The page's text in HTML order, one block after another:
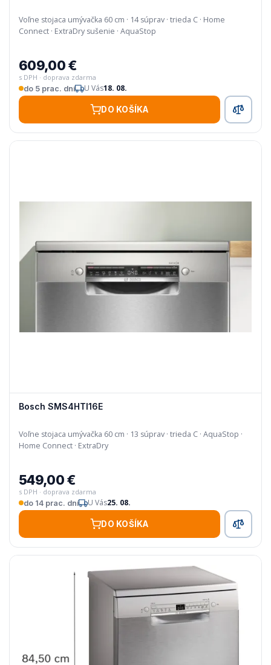
Voľne stojaca umývačka 60 cm · 14 súprav · trieda C · Home
Connect · ExtraDry sušenie · AquaStop
609,00 €
s DPH · doprava zdarma
do 5 prac. dní
U Vás18. 08.
DO KOŠÍKA
Bosch SMS4HTI16E
Voľne stojaca umývačka 60 cm · 13 súprav · trieda C · AquaStop ·
Home Connect · ExtraDry
549,00 €
s DPH · doprava zdarma
do 14 prac. dní
U Vás25. 08.
DO KOŠÍKA